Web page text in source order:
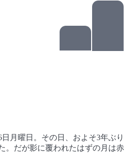
月曜日。その日、およそ3年ぶり
。だが影に覆われたはずの月は赤